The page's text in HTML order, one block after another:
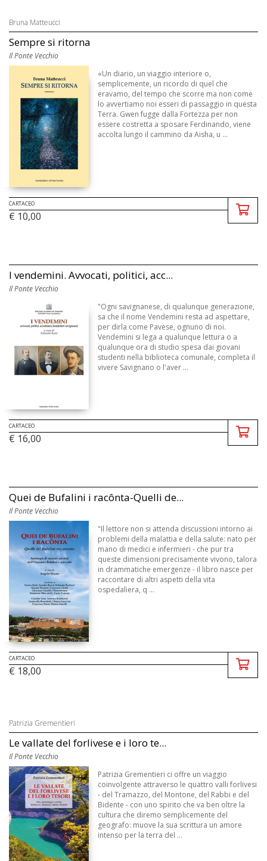
Bruna Matteucci
Sempre si ritorna
Il Ponte Vecchio
«Un diario, un viaggio interiore o,
semplicemente, un ricordo di quel che
eravamo, del tempo che scorre ma non come
lo avvertiamo noi esseri di passaggio in questa
Terra. Gwen fugge dalla Fortezza per non
essere costretta a sposare Ferdinando, viene
accolta lungo il cammino da Aisha, u ...
CARTACEO
€ 10,00
I vendemini. Avvocati, politici, acc...
Il Ponte Vecchio
"Ogni savignanese, di qualunque generazione,
sa che il nome Vendemini resta ad aspettare,
per dirla come Pavese, ognuno di noi.
Vendemini si lega a qualunque lettura o a
qualunque ora di studio spesa dai giovani
studenti nella biblioteca comunale, completa il
vivere Savignano o l'aver ...
CARTACEO
€ 16,00
Quei de Bufalini i racônta-Quelli de...
Il Ponte Vecchio
"Il lettore non si attenda discussioni intorno ai
problemi della malattia e della salute: nato per
mano di medici e infermieri - che pur tra
queste dimensioni precisamente vivono, talora
in drammatiche emergenze - il libro nasce per
raccontare di altri aspetti della vita
ospedaliera, q ...
CARTACEO
€ 18,00
Patrizia Grementieri
Le vallate del forlivese e i loro te...
Il Ponte Vecchio
Patrizia Grementieri ci offre un viaggio
coinvolgente attraverso le quattro valli forlivesi
- del Tramazzo, del Montone, del Rabbi e del
Bidente - con uno spirito che va ben oltre la
cultura che diremo semplicemente del
geografo: muove la sua scrittura un amore
intenso per la terra del ...